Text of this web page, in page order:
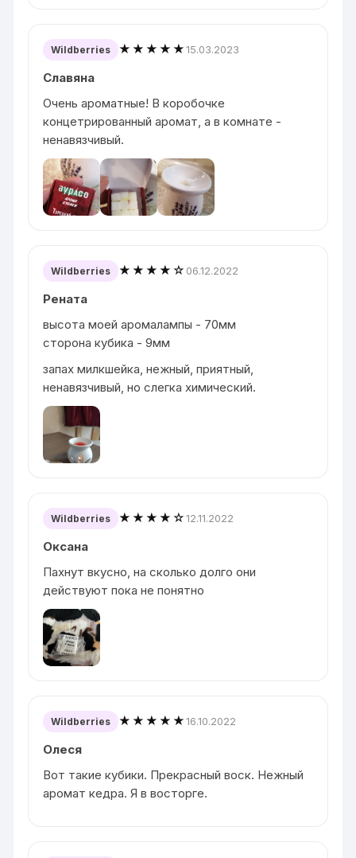
Wildberries ★★★★★15.03.2023
Славяна
Очень ароматные! В коробочке
концетрированный аромат, а в комнате -
ненавязчивый.
Wildberries ★★★★☆ 06.12.2022
Рената
высота моей аромалампы - 70мм
сторона кубика - 9мм
запах милкшейка, нежный, приятный,
ненавязчивый, но слегка химический.
Wildberries ★★★★☆12.11.2022
Оксана
Пахнут вкусно, на сколько долго они
действуют пока не понятно
Wildberries ★★★★★16.10.2022
Олеся
Вот такие кубики. Прекрасный воск. Нежный
аромат кедра. Я в восторге.